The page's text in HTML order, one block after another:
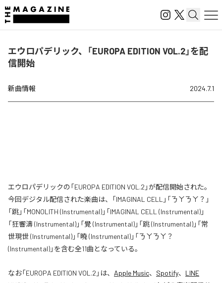
エウロパデリック、「EUROPA EDITION VOL.2」を配
信開始
新曲情報 2024.7.1
エウロパデリックの「EUROPA EDITION VOL.2」が配信開始された。
今回デジタル配信された楽曲は、「IMAGINAL CELL」「ㄋㄚㄋㄚ？」
「跳」「MONOLITH (Instrumental)」「IMAGINAL CELL (Instrumental)」
「狂響濤 (Instrumental)」「覺 (Instrumental)」「跳 (Instrumental)」「常
世現世 (Instrumental)」「曉 (Instrumental)」「ㄋㄚㄋㄚ？
(Instrumental)」を含む全11曲となっている。
なお「EUROPA EDITION VOL.2 」は、 Apple Music、 Spotify、 LINE